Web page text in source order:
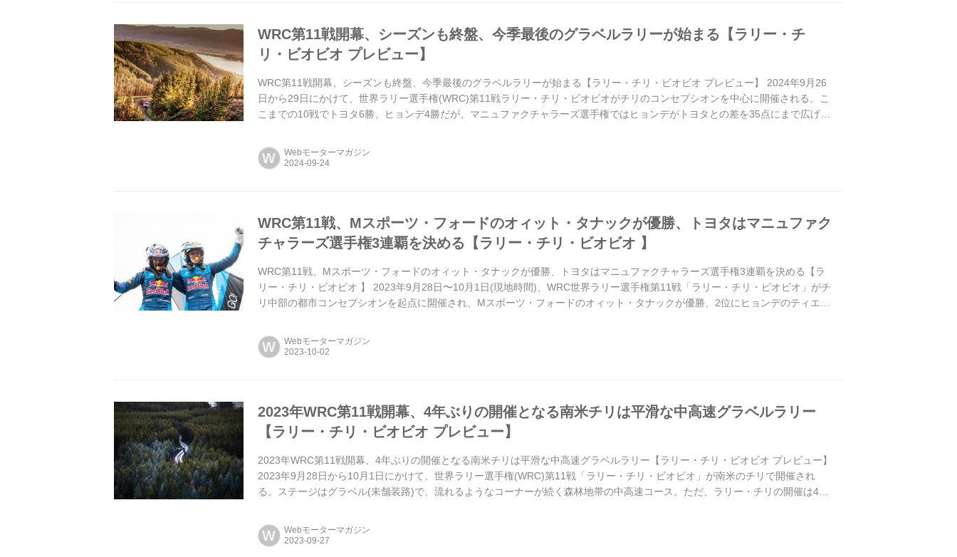
WRC第11戦開幕、シーズンも終盤、今季最後のグラベルラリーが始まる【ラリー・チ
リ・ビオビオ プレビュー】
WRC第11戦開幕、シーズンも終盤、今季最後のグラベルラリーが始まる【ラリー・チリ・ビオビオ プレビュー】 2024年9月26
日から29日にかけて、世界ラリー選手権(WRC)第11戦ラリー・チリ・ビオビオがチリのコンセプシオンを中心に開催される。こ
こまでの10戦でトヨタ6勝、ヒョンデ4勝だが、マニュファクチャラーズ選手権ではヒョンデがトヨタとの差を35点にまで広げ、
W Webモーターマガジン
WRC第11戦、Mスポーツ・フォードのオィット・タナックが優勝、トヨタはマニュファク
チャラーズ選手権3連覇を決める【ラリー・チリ・ビオビオ 】
WRC第11戦、Mスポーツ・フォードのオィット・タナックが優勝、トヨタはマニュファクチャラーズ選手権3連覇を決める【ラ
リー・チリ・ビオビオ 】 2023年9月28日〜10月1日(現地時間)、WRC世界ラリー選手権第11戦「ラリー・チリ・ビオビオ」がチ
リ中部の都市コンセプシオンを起点に開催され、Mスポーツ・フォードのオィット・タナックが優勝、2位にヒョンデのティエリ
W Webモーターマガジン
2023年WRC第11戦開幕、4年ぶりの開催となる南米チリは平滑な中高速グラベルラリー
【ラリー・チリ・ビオビオ プレビュー】
2023年WRC第11戦開幕、4年ぶりの開催となる南米チリは平滑な中高速グラベルラリー【ラリー・チリ・ビオビオ プレビュー】
2023年9月28日から10月1日にかけて、世界ラリー選手権(WRC)第11戦「ラリー・チリ・ビオビオ」が南米のチリで開催され
る。ステージはグラベル(未舗装路)で、流れるようなコーナーが続く森林地帯の中高速コース。ただ、ラリー・チリの開催は4年
W Webモーターマガジン